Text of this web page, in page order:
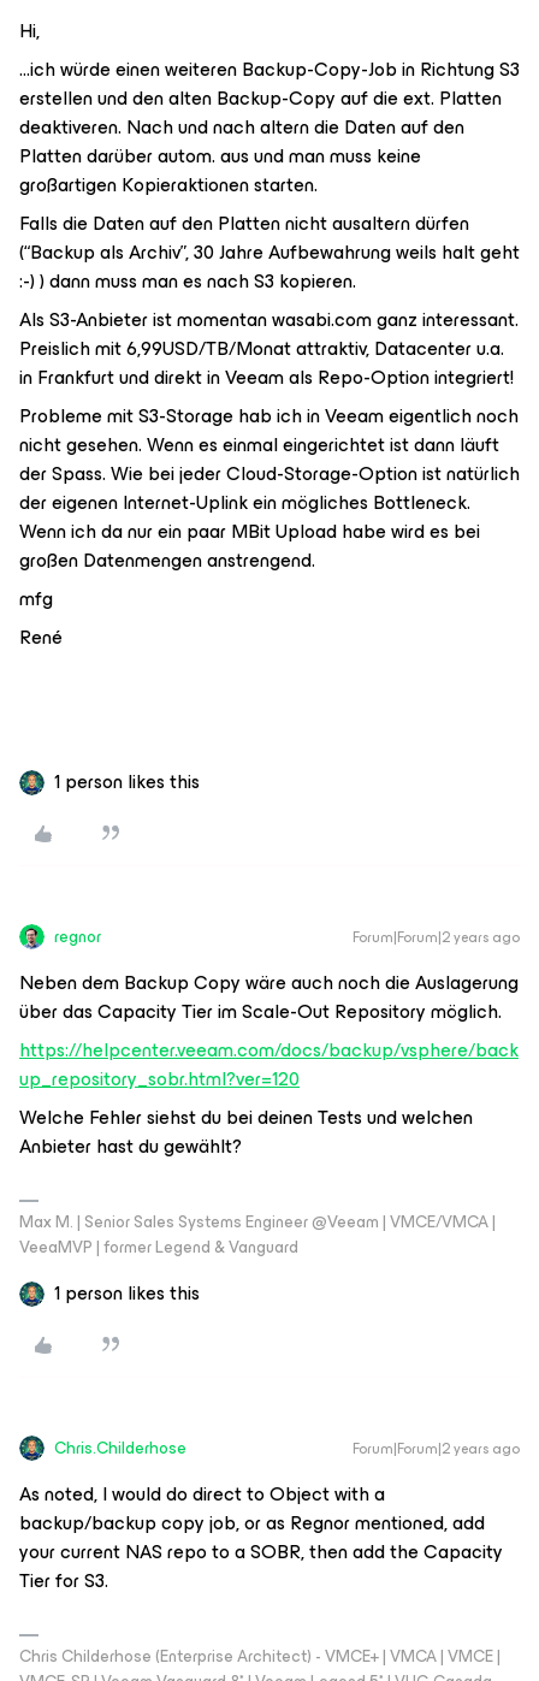
Hi,
...ich würde einen weiteren Backup-Copy-Job in Richtung S3
erstellen und den alten Backup-Copy auf die ext. Platten
deaktiveren. Nach und nach altern die Daten auf den
Platten darüber autom. aus und man muss keine
großartigen Kopieraktionen starten.
Falls die Daten auf den Platten nicht ausaltern dürfen
(“Backup als Archiv”, 30 Jahre Aufbewahrung weils halt geht
:-) ) dann muss man es nach S3 kopieren.
Als S3-Anbieter ist momentan wasabi.com ganz interessant.
Preislich mit 6,99USD/TB/Monat attraktiv, Datacenter u.a.
in Frankfurt und direkt in Veeam als Repo-Option integriert!
Probleme mit S3-Storage hab ich in Veeam eigentlich noch
nicht gesehen. Wenn es einmal eingerichtet ist dann läuft
der Spass. Wie bei jeder Cloud-Storage-Option ist natürlich
der eigenen Internet-Uplink ein mögliches Bottleneck.
Wenn ich da nur ein paar MBit Upload habe wird es bei
großen Datenmengen anstrengend.
mfg
René
1 person likes this
regnor Forum|Forum|2 years ago
Neben dem Backup Copy wäre auch noch die Auslagerung
über das Capacity Tier im Scale-Out Repository möglich.
https://helpcenter.veeam.com/docs/backup/vsphere/back
up_repository_sobr.html?ver=120
Welche Fehler siehst du bei deinen Tests und welchen
Anbieter hast du gewählt?
Max M. | Senior Sales Systems Engineer @Veeam | VMCE/VMCA |
VeeaMVP | former Legend & Vanguard
1 person likes this
Chris.Childerhose Forum|Forum|2 years ago
As noted, I would do direct to Object with a
backup/backup copy job, or as Regnor mentioned, add
your current NAS repo to a SOBR, then add the Capacity
Tier for S3.
Chris Childerhose (Enterprise Architect) - VMCE+ | VMCA | VMCE |